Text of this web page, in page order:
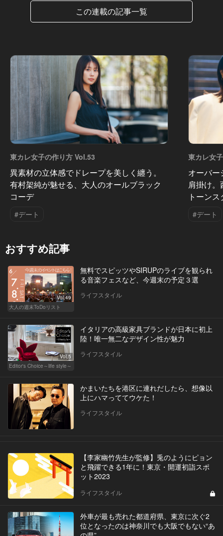
この連載の記事一覧
東カレ女子の作り方 Vol.53
異素材の立体感でドレープを美しく纏う。
有村架純が魅せる、大人のオールブラック
コーデ
#デート
東カレ女
オーバ
肩掛け
トーン
#デート
おすすめ記事
Vol.49
大人の週末ToDoリスト
無料でスピッツやSIRUPのライブを観られ
る音楽フェスなど、今週末の予定３選
ライフスタイル
Vol.5
Editor's Choice～life style～
イタリアの高級家具ブランドが日本に初上
陸！唯一無二なデザイン性が魅力
ライフスタイル
かまいたちを港区に連れだしたら、想像以
上にハマっててウケた！
ライフスタイル
【李家幽竹先生が監修】兎のようにピョン
と飛躍できる1年に！東京・開運初詣スポ
ット2023
ライフスタイル
外車が最も売れた都道府県、東京に次ぐ2
位となったのは神奈川でも大阪でもない“あ